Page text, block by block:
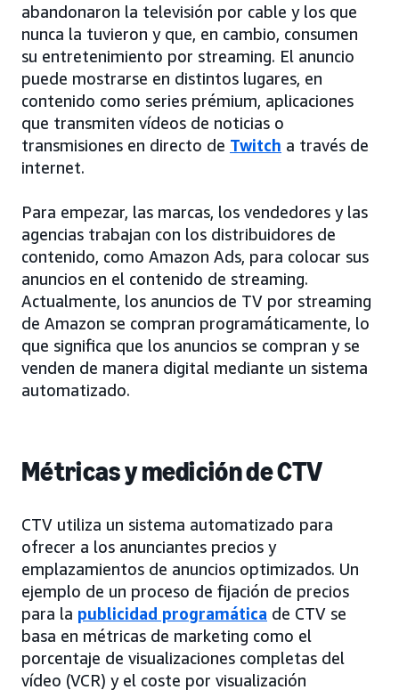
abandonaron la televisión por cable y los que
nunca la tuvieron y que, en cambio, consumen
su entretenimiento por streaming. El anuncio
puede mostrarse en distintos lugares, en
contenido como series prémium, aplicaciones
que transmiten vídeos de noticias o
transmisiones en directo de Twitch a través de
internet.
Para empezar, las marcas, los vendedores y las
agencias trabajan con los distribuidores de
contenido, como Amazon Ads, para colocar sus
anuncios en el contenido de streaming.
Actualmente, los anuncios de TV por streaming
de Amazon se compran programáticamente, lo
que significa que los anuncios se compran y se
venden de manera digital mediante un sistema
automatizado.
Métricas y medición de CTV
CTV utiliza un sistema automatizado para
ofrecer a los anunciantes precios y
emplazamientos de anuncios optimizados. Un
ejemplo de un proceso de fijación de precios
para la publicidad programática de CTV se
basa en métricas de marketing como el
porcentaje de visualizaciones completas del
vídeo (VCR) y el coste por visualización